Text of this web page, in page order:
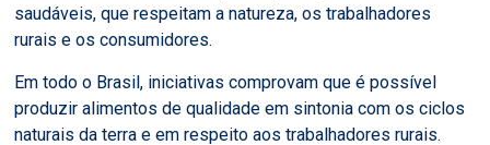
saudáveis, que respeitam a natureza, os trabalhadores
rurais e os consumidores.
Em todo o Brasil, iniciativas comprovam que é possível
produzir alimentos de qualidade em sintonia com os ciclos
naturais da terra e em respeito aos trabalhadores rurais.